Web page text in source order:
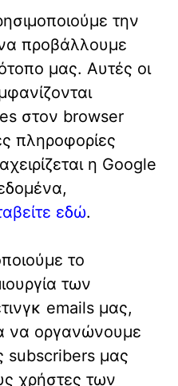
την
προβάλλουμε
μας. Αυτές οι
στον browser
πληροφορίες
η Google
εδώ.
το
των
emails μας,
να οργανώνουμε
subscribers μας
χρήστες των